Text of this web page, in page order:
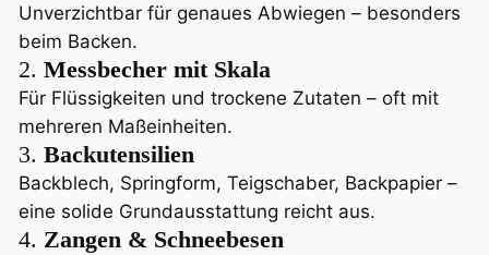
Unverzichtbar für genaues Abwiegen – besonders
beim Backen.
2. Messbecher mit Skala
Für Flüssigkeiten und trockene Zutaten – oft mit
mehreren Maßeinheiten.
3. Backutensilien
Backblech, Springform, Teigschaber, Backpapier –
eine solide Grundausstattung reicht aus.
4. Zangen & Schneebesen